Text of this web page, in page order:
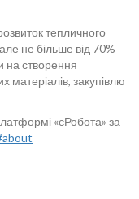
тепличного
не більше від 70%
на створення
матеріалів, закупівлю
«єРобота» за